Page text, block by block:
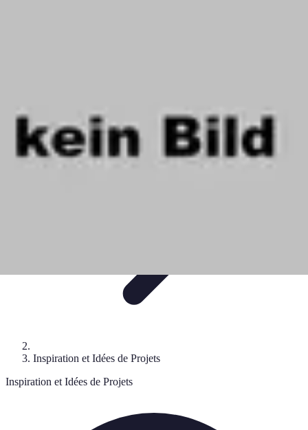
Inspiration et Idées de Projets
Inspiration et Idées de Projets